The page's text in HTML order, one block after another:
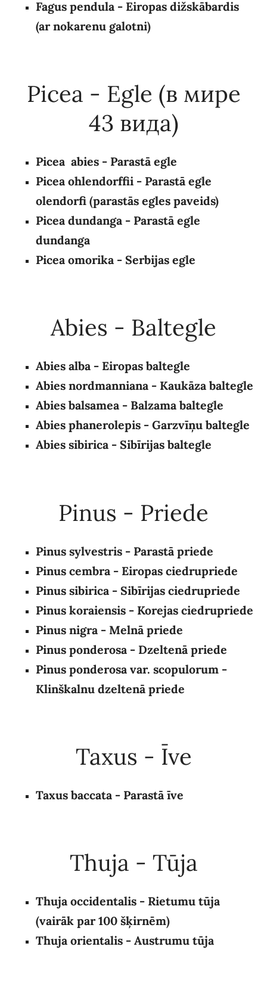
Fagus pendula - Eiropas dižskābardis
(ar nokarenu galotni)
Picea - Egle (в мире
43 вида)
Picea abies - Parastā egle
Picea ohlendorffii - Parastā egle
olendorfi (parastās egles paveids)
Picea dundanga - Parastā egle
dundanga
Picea omorika - Serbijas egle
Abies - Baltegle
Abies alba - Eiropas baltegle
Abies nordmanniana - Kaukāza baltegle
Abies balsamea - Balzama baltegle
Abies phanerolepis - Garzvīņu baltegle
Abies sibirica - Sibīrijas baltegle
Pinus - Priede
Pinus sylvestris - Parastā priede
Pinus cembra - Eiropas ciedrupriede
Pinus sibirica - Sibīrijas ciedrupriede
Pinus koraiensis - Korejas ciedrupriede
Pinus nigra - Melnā priede
Pinus ponderosa - Dzeltenā priede
Pinus ponderosa var. scopulorum -
Klinškalnu dzeltenā priede
Taxus - Īve
Taxus baccata - Parastā īve
Thuja - Tūja
Thuja occidentalis - Rietumu tūja
(vairāk par 100 šķirnēm)
Thuja orientalis - Austrumu tūja